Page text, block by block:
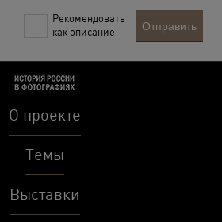
Рекомендовать
как описание
Отправить
О проекте
Темы
Выставки